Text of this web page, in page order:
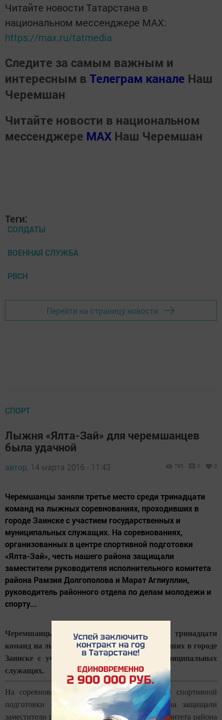
Читайте новости Татарстана в
национальном мессенджере MАХ:
https://max.ru/tatmedia
Следите за самым важным и
интересным в Телеграм канале Наш
Черемшан
Читайте новости в национальном
мессенджере MАХ Наш Черемшан
Теги:
СОЛДАТЫ
ВОЕННАЯ СЛУЖБА
РВСН
Перейти на страницу новости
СПОРТ
Лыжня «Ялта-Зай» для черемшанцев
была удачной
автор, 14 марта 2016 - 11:43 785 0 0
Черемшанцы заняли третье место среди тринадцати
команд на лыжных соревнованиях, проходивших в
городе Заинске с участием государственных и
муниципальных служащих. На соревнованиях,
организованных в центре спортивной подготовки
«Ялта-Зай», честь нашего района защищали
заместители руководителя исполнительного комитета
района Рамзия Долгополова и Марат Аглиуллин,
руководитель районного отдела по делам молодежи и
спорту...
Черемшанцы заняли третье место среди тринадцати
команд на лыжных соревнованиях, проходивших в городе
Заинске с участием государственных и муниципальных
служащих.
На соревнованиях, организованных в центре спортивной
подготовки «Ялта-Зай», честь нашего района защищали
заместители руководителя исполнительного комитета района